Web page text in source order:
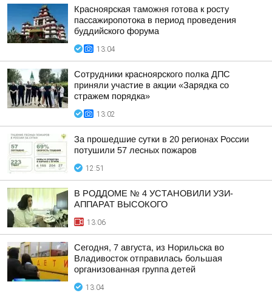
Красноярская таможня готова к росту
пассажиропотока в период проведения
буддийского форума
13:04
Сотрудники красноярского полка ДПС
приняли участие в акции «Зарядка со
стражем порядка»
13:02
За прошедшие сутки в 20 регионах России
потушили 57 лесных пожаров
12:51
В РОДДОМЕ № 4 УСТАНОВИЛИ УЗИ-
АППАРАТ ВЫСОКОГО
13:06
Сегодня, 7 августа, из Норильска во
Владивосток отправилась большая
организованная группа детей
13:04